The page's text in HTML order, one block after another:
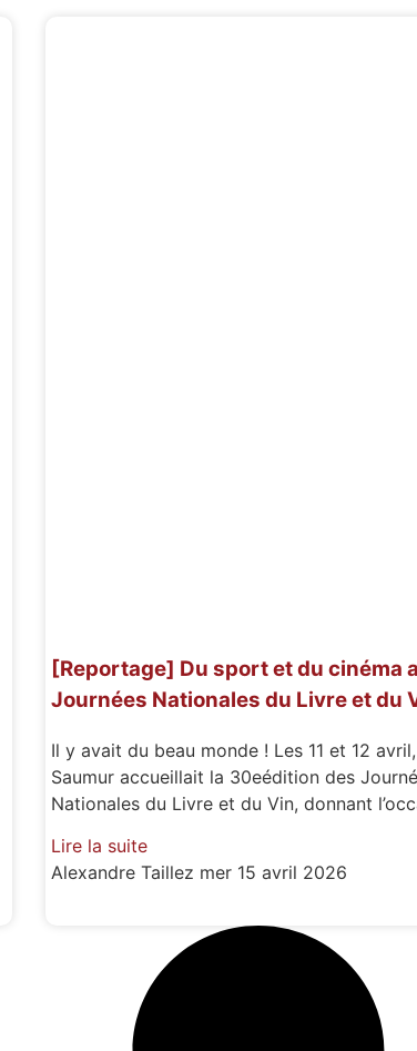
[Reportage] Du sport et du cinéma
Journées Nationales du Livre et du
Il y avait du beau monde ! Les 11 et 12 avril,
Saumur accueillait la 30eédition des
Nationales du Livre et du Vin, donnant
Lire la suite
Alexandre Taillez mer 15 avril 2026